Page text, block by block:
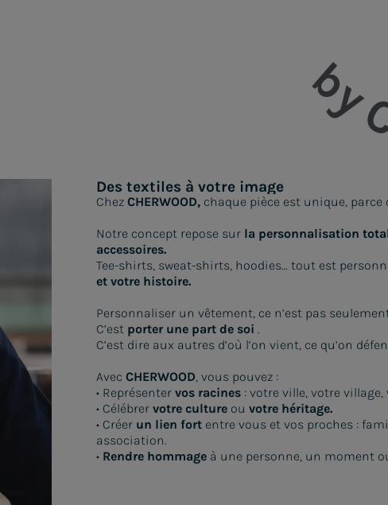
by
Des textiles à votre image
Chez CHERWOOD, chaque pièce est unique, parce
Notre concept repose sur la personnalisation
accessoires.
Tee-shirts, sweat-shirts, hoodies… tout est
et votre histoire.
Personnaliser un vêtement, ce n’est pas
C’est porter une part de soi .
C’est dire aux autres d’où l’on vient, ce qu’on
Avec CHERWOOD, vous pouvez :
• Représenter vos racines : votre ville, votre
• Célébrer votre culture ou votre héritage.
• Créer un lien fort entre vous et vos proches :
association.
• Rendre hommage à une personne, un moment
en personnalisation et ultra-personnalisation
août